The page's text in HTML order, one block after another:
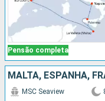
Pensão completa
MALTA, ESPANHA,
MSC Seaview